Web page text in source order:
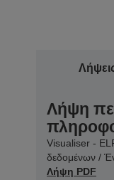
Λήψη
Visualiser -
δεδομένων /
Λήψη PDF